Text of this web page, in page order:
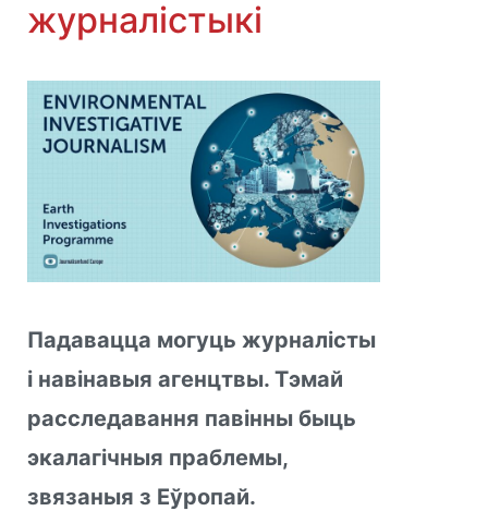
журналістыкі
Падавацца могуць журналісты
і навінавыя агенцтвы. Тэмай
расследавання павінны быць
экалагічныя праблемы,
звязаныя з Еўропай.